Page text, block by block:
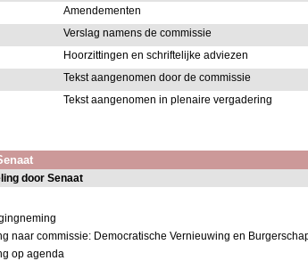
Amendementen
Verslag namens de commissie
Hoorzittingen en schriftelijke adviezen
Tekst aangenomen door de commissie
Tekst aangenomen in plenaire vergadering
door Senaat
naar commissie: Democratische Vernieuwing en
op agenda